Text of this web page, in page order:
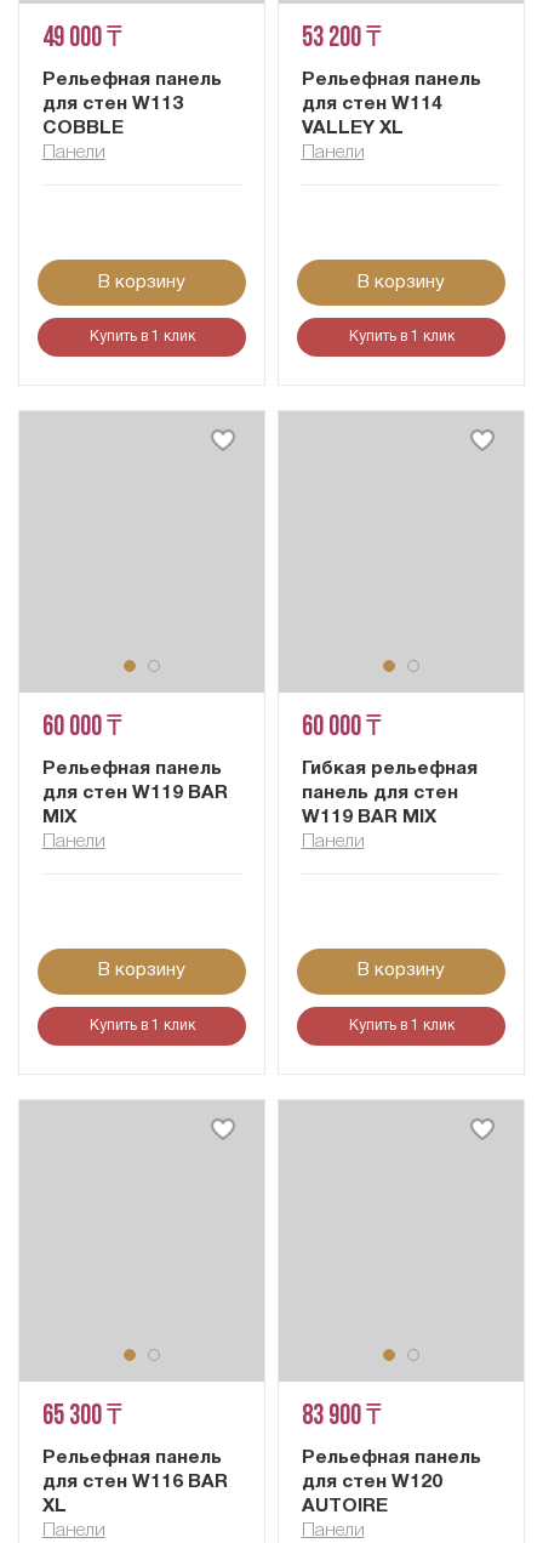
49 000 ₸
Рельефная панель
для стен W113
COBBLE
Панели
В корзину
Купить в 1 клик
53 200 ₸
Рельефная панель
для стен W114
VALLEY XL
Панели
В корзину
Купить в 1 клик
60 000 ₸
Рельефная панель
для стен W119 BAR
MIX
Панели
В корзину
Купить в 1 клик
60 000 ₸
Гибкая рельефная
панель для стен
W119 BAR MIX
Панели
В корзину
Купить в 1 клик
65 300 ₸
Рельефная панель
для стен W116 BAR
XL
Панели
83 900 ₸
Рельефная панель
для стен W120
AUTOIRE
Панели